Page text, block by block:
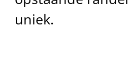
uniek.